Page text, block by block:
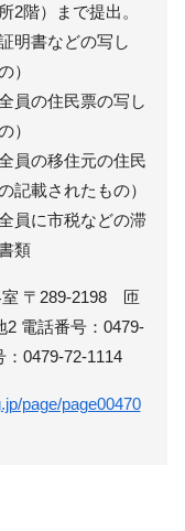
2階）まで提出。
明書などの写し
）
員の住民票の写し
）
員の移住元の住民
記載されたもの）
員に市税などの滞
類
室 〒289-2198 匝
2 電話番号：0479-
0479-72-1114
page/page00470